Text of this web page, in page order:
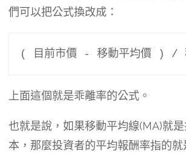
們可以把公式換改成：
( 目前市價 - 移動平均價 ) /
上面這個就是乖離率的公式。
也就是說，如果移動平均線(MA)就
本，那麼投資者的平均報酬率指的就